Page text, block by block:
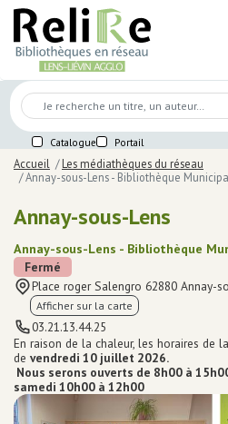
logo
compte
Connexion
Mot de passe perdu
Première connexion
Se préinscrire
Médiathèques
Agenda
Lire,
voir,
écouter,
jouer
Lire
Écouter
Jouer
Sélections des bibliothèques
En
ligne
Services
Accès internet / Wifi
Accompagnement numérique
Equipements numériques
Catalogue Portail
Accueil
Les médiathèques du réseau
Annay-sous-Lens - Bibliothèque
Annay-sous-Lens
Annay-sous-Lens - Bibliothèque
Fermé
Place roger Salengro 62880 Annay-
Afficher sur la carte
03.21.13.44.25
Body
En raison de la chaleur, les horaires de
de vendredi 10 juillet 2026.
Nous serons ouverts de 8h00 à
samedi 10h00 à 12h00
Image